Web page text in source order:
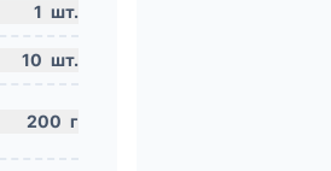
1 шт.
10 шт.
200 г